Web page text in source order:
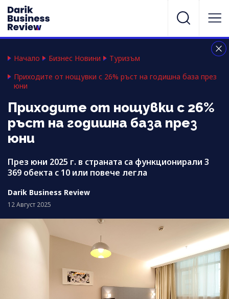
Начало Бизнес Новини
Туризъм
Приходите от нощувки с 26% ръст на годишна база през
юни
Приходите от нощувки с 26%
ръст на годишна база през
юни
През юни 2025 г. в страната са функционирали 3
369 обекта с 10 или повече легла
Darik Business Review
12 Август 2025